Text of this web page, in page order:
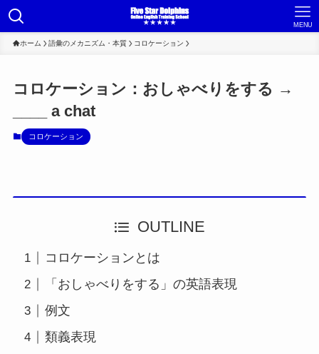
MENU
ホーム 語彙のメカニズム・本質 コロケーション
コロケーション：おしゃべりをする →
____ a chat
コロケーション
OUTLINE
コロケーションとは
「おしゃべりをする」の英語表現
例文
類義表現